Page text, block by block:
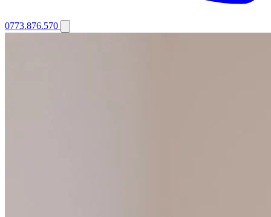
0773.876.570